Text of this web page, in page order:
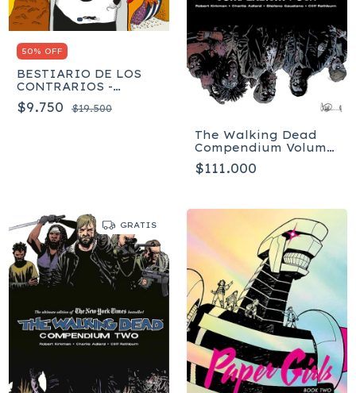
50% OFF
BESTIARIO DE LOS
CONTRARIOS -
Barman Adrienne
$9.750 $19.500
The Walking Dead
Compendium Volume
4 - Tapa Blanda
$111.000
GRATIS